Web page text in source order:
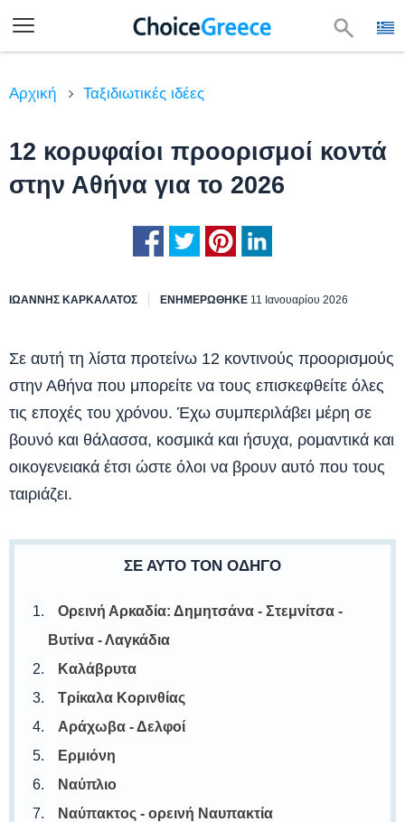
Αρχική Ταξιδιωτικές ιδέες
12 κορυφαίοι προορισμοί κοντά
στην Αθήνα για το 2026
ΙΩΆΝΝΗΣ ΚΑΡΚΑΛΆΤΟΣ ΕΝΗΜΕΡΩΘΗΚΕ 11 Ιανουαρίου 2026
Σε αυτή τη λίστα προτείνω 12 κοντινούς προορισμούς
στην Αθήνα που μπορείτε να τους επισκεφθείτε όλες
τις εποχές του χρόνου. Έχω συμπεριλάβει μέρη σε
βουνό και θάλασσα, κοσμικά και ήσυχα, ρομαντικά και
οικογενειακά έτσι ώστε όλοι να βρουν αυτό που τους
ταιριάζει.
ΣΕ ΑΥΤΌ ΤΟΝ ΟΔΗΓΌ
Ορεινή Αρκαδία: Δημητσάνα - Στεμνίτσα -
Βυτίνα - Λαγκάδια
Καλάβρυτα
Τρίκαλα Κορινθίας
Αράχωβα - Δελφοί
Ερμιόνη
Ναύπλιο
Ναύπακτος - ορεινή Ναυπακτία